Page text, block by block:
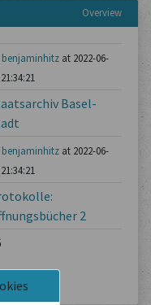
Overview
benjaminhitzat 2022-06-
Basel-
benjaminhitzat 2022-06-
2